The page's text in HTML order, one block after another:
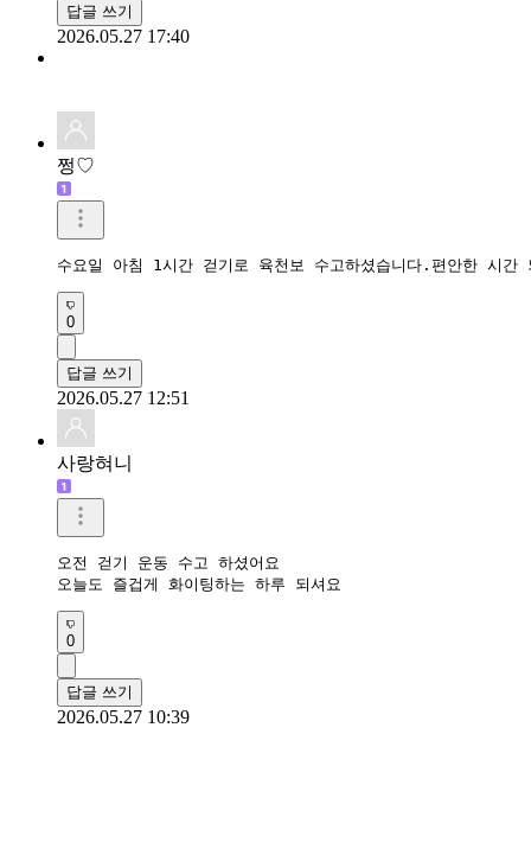
답글 쓰기
2026.05.27 17:40
쩡♡
수요일 아침 1시간 걷기로 육천보 수고하셨습니다.편안한 시간
0
답글 쓰기
2026.05.27 12:51
사랑혀니
오전 걷기 운동 수고 하셨어요
오늘도 즐겁게 화이팅하는 하루 되셔요
0
답글 쓰기
2026.05.27 10:39